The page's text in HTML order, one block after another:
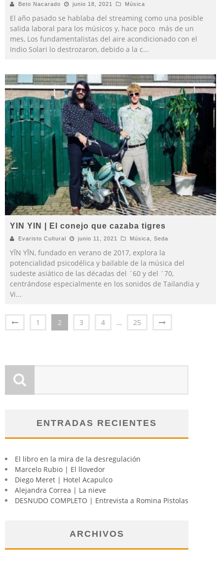
Beto Nacarado junio 18, 2021 Música
El año pasado se hablaba del streaming como una posible
salida laboral para los músicos y, hace poco más de un
mes, Los fundamentalistas del aire acondicionado con el
Indio Solari lo destrozaron, debido a la c...
YIN YIN | El conejo que cazaba tigres
Evaristo Cultural junio 11, 2021 Música Seda
YĪN YĪN, fundado en verano de 2017, explora la
potencialidad psicodélica y bailable de la música del
sudeste asiático de las décadas del ´60 y del ´70,
centrándose especialmente en los sonidos de Tailandia y
Vi...
1 2 3 4 … 25
ENTRADAS RECIENTES
El libro en la mira de la desregulación
Marcelo Rubio | El llovedor
Diego Meret | Hotel Acapulco
Alejandra Correa | La nieve
DESNUDO COMPLETO | Entrevista a Romina Pistolas
ARCHIVOS